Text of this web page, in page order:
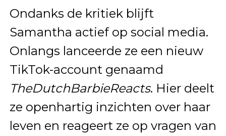
Ondanks de kritiek blijft
Samantha actief op social media.
Onlangs lanceerde ze een nieuw
TikTok-account genaamd
TheDutchBarbieReacts. Hier deelt
ze openhartig inzichten over haar
leven en reageert ze op vragen van